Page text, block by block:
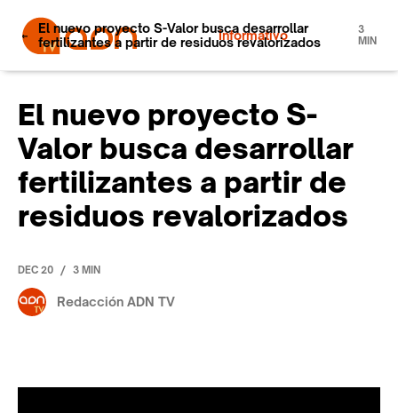
Informativo
El nuevo proyecto S-Valor busca desarrollar
fertilizantes a partir de residuos revalorizados
3
MIN
El nuevo proyecto S-
Valor busca desarrollar
fertilizantes a partir de
residuos revalorizados
DEC 20 / 3 MIN
Redacción ADN TV